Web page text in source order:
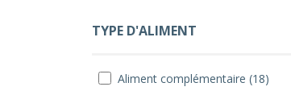
TYPE D'ALIMENT
Aliment complémentaire (18)